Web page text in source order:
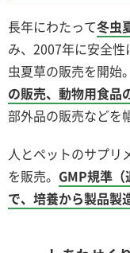
長年にわたって冬虫
み、2007年に安全
虫夏草の販売を開始
の販売、動物用食品
部外品の販売などを
人とペットのサプリ
を販売。 GMP規準
で、培養から製品製